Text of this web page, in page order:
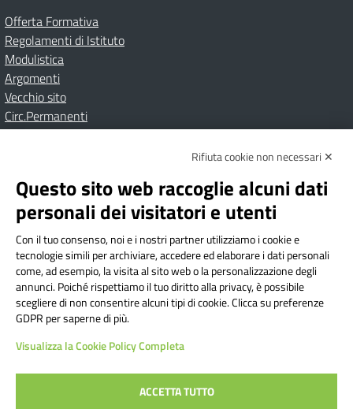
Offerta Formativa
Regolamenti di Istituto
Modulistica
Argomenti
Vecchio sito
Circ.Permanenti
Albo onlinePrivacy Policy
Dichiarazione di accessibilità
Note Legali
Istituto Comprensivo Bricherasio
Via Cesare Bollea n. 3 - 10064 Bricherasio (TO) | P.E.O.:
toic84200d@istruzione.it | P.E.C.:
toic84200d@pec.istruzione.it
Codice Fiscale: 94544620019 | Cod. Meccanografico:
TOIC84200D | Codice IPA: istsc_toic84200d | Codice
Univoco: UFYI9M
Rifiuta cookie non necessari ✕
Questo sito web raccoglie alcuni dati
personali dei visitatori e utenti
Con il tuo consenso, noi e i nostri partner utilizziamo i cookie e
tecnologie simili per archiviare, accedere ed elaborare i dati personali
come, ad esempio, la visita al sito web o la personalizzazione degli
annunci. Poiché rispettiamo il tuo diritto alla privacy, è possibile
scegliere di non consentire alcuni tipi di cookie. Clicca su preferenze
GDPR per saperne di più.
Visualizza la Cookie Policy Completa
ACCETTA TUTTO